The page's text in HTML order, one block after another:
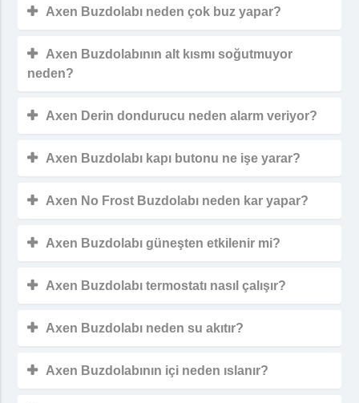
Axen Buzdolabı neden çok buz yapar?
Axen Buzdolabının alt kısmı soğutmuyor
neden?
Axen Derin dondurucu neden alarm veriyor?
Axen Buzdolabı kapı butonu ne işe yarar?
Axen No Frost Buzdolabı neden kar yapar?
Axen Buzdolabı güneşten etkilenir mi?
Axen Buzdolabı termostatı nasıl çalışır?
Axen Buzdolabı neden su akıtır?
Axen Buzdolabının içi neden ıslanır?